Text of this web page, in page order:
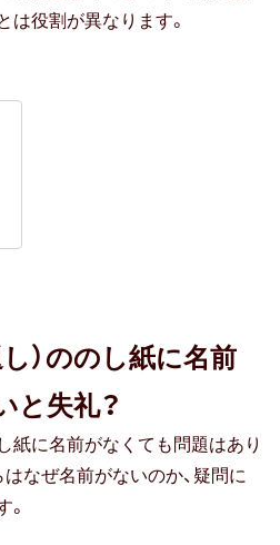
は役割が異なります。
）ののし紙に名前
と失礼？
紙に名前がなくても問題はあり
なぜ名前がないのか、疑問に
。